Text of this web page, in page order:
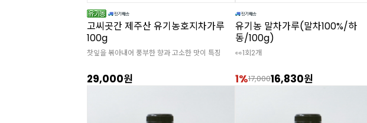
고씨곳간 제주산 유기농호지차가루
100g
찻잎을 볶아내어 풍부한 향과 고소한 맛이 특징
29,000원
유기농 말차가루(말차100%/하
동/100g)
👀1회2개
1%17,00016,830원